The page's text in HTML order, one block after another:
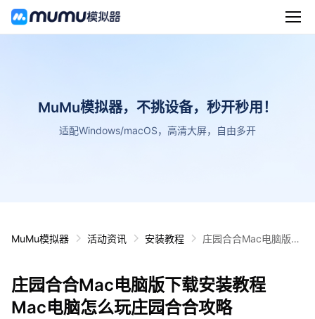
MuMu模拟器，不挑设备，秒开秒用！
适配Windows/macOS，高清大屏，自由多开
MuMu模拟器 活动资讯 安装教程
庄园合合Mac电脑版下
庄园合合Mac电脑版下载安装教程
Mac电脑怎么玩庄园合合攻略